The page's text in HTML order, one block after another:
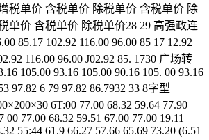
税单价 含税单价 除税单价 含税单价 除
单价 含税单价 除税单价28 29 高强政连
85.17 102.92 116.00 96.00 85 17 12.92
116.00 96.00 J02.92 85. 1730 广场转
105.00 93.16 105.00 90.16 105. 00 93.16
97.82 6 79 97.82 86.7932 33 8字型
6T:00 77.00 68.32 59.64 77.90
00 77.00 68.32 59.51 67.00 77.00 19.11
55:44 61.9 66.27 57.66 65.69 73.20 (6.51